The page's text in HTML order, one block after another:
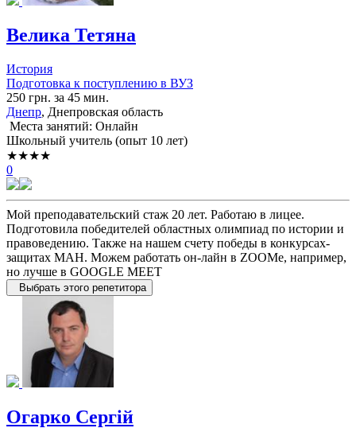
Велика Тетяна
История
Подготовка к поступлению в ВУЗ
250 грн. за 45 мин.
Днепр, Днепровская область
Места занятий: Онлайн
Школьный учитель (опыт 10 лет)
★★★★
0
Мой преподавательский стаж 20 лет. Работаю в лицее.
Подготовила победителей областных олимпиад по истории и
правоведению. Также на нашем счету победы в конкурсах-
защитах МАН. Можем работать он-лайн в ZOOMе, например,
но лучше в GOOGLE MEET
Выбрать этого репетитора
Огарко Сергій